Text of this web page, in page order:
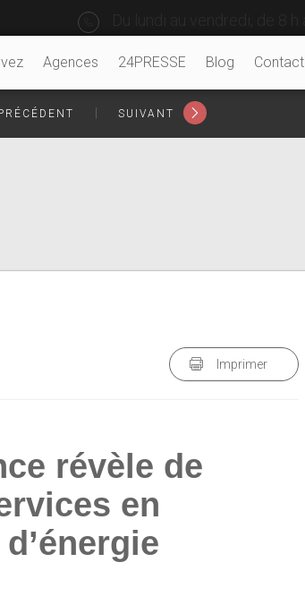
Agences 24PRESSE Blog Contact
SUIVANT
Imprimer
révèle de
en